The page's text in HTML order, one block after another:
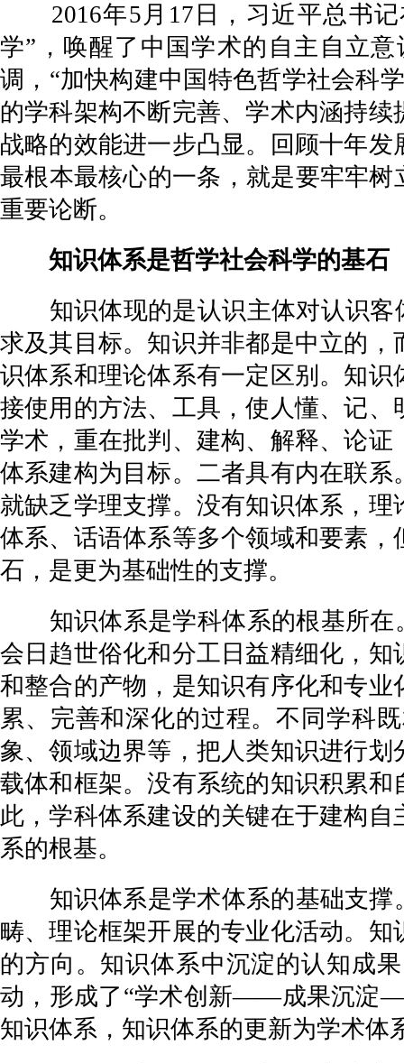
2016年5月17日，习近平总书记
学”，唤醒了中国学术的自主自立
调，“加快构建中国特色哲学社会科
的学科架构不断完善、学术内涵持
战略的效能进一步凸显。回顾十年
最根本最核心的一条，就是要牢牢
重要论断。
知识体系是哲学社会科学的基石
知识体现的是认识主体对认识客
求及其目标。知识并非都是中立的
识体系和理论体系有一定区别。知
接使用的方法、工具，使人懂、记
学术，重在批判、建构、解释、论
体系建构为目标。二者具有内在联
就缺乏学理支撑。没有知识体系，
体系、话语体系等多个领域和要素
石，是更为基础性的支撑。
知识体系是学科体系的根基所在
会日趋世俗化和分工日益精细化，
和整合的产物，是知识有序化和专
累、完善和深化的过程。不同学科
象、领域边界等，把人类知识进行
载体和框架。没有系统的知识积累
此，学科体系建设的关键在于建构
系的根基。
知识体系是学术体系的基础支撑
畴、理论框架开展的专业化活动。
的方向。知识体系中沉淀的认知成
动，形成了“学术创新——成果沉淀
知识体系，知识体系的更新为学术